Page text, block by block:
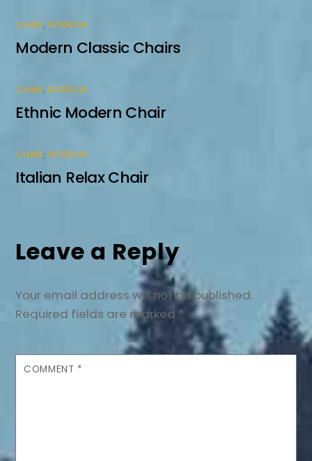
CHAIR,INTERIOR
Modern Classic Chairs
CHAIR,INTERIOR
Ethnic Modern Chair
CHAIR,INTERIOR
Italian Relax Chair
Leave a Reply
Your email address will not be published.
Required fields are marked *
COMMENT *